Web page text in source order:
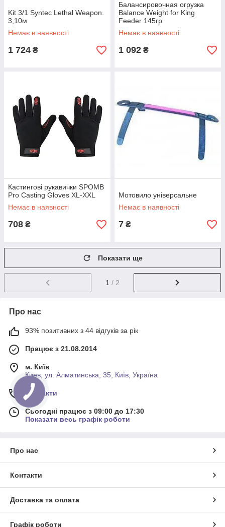
Kit 3/1 Syntec Lethal Weapon.
3,10м
Немає в наявності
1 724 ₴
Балансировочная огрузка
Balance Weight for King
Feeder 145гр
Немає в наявності
1 092 ₴
Кастингові рукавички SPOMB
Pro Casting Gloves XL-XXL
Немає в наявності
708 ₴
Мотовило універсальне
Немає в наявності
7 ₴
Показати ще
1 / 2
Про нас
93% позитивних з 44 відгуків за рік
Працює з 21.08.2014
м. Київ
Киев, ул. Алматинська, 35, Київ, Україна
Контакти
Сьогодні працює з 09:00 до 17:30
Показати весь графік роботи
Про нас
Контакти
Доставка та оплата
Графік роботи